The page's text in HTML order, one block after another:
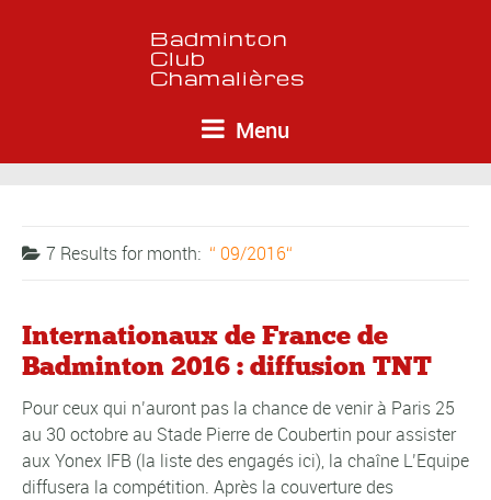
Menu
7 Results formonth: 09/2016
Internationaux de France de
Badminton 2016 : diffusion TNT
Pour ceux qui n’auront pas la chance de venir à Paris 25
au 30 octobre au Stade Pierre de Coubertin pour assister
aux Yonex IFB (la liste des engagés ici), la chaîne L’Equipe
diffusera la compétition. Après la couverture des